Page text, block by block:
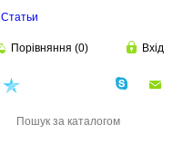
Cтатьи
Порівняння (0) Вхід